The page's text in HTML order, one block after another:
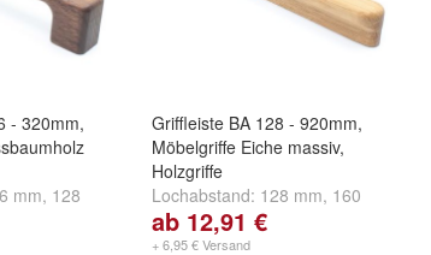
- 320mm,
mm, 128
Griffleiste BA 128 - 920mm,
Möbelgriffe Eiche massiv,
Holzgriffe
Lochabstand: 128 mm, 160
mm ,192 mm und
ab 12,91 €
+ 6,95 € Versand